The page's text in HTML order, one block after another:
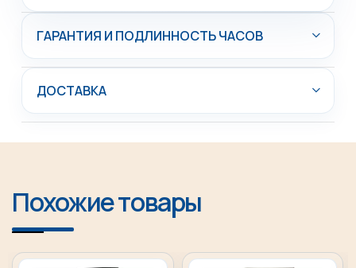
ГАРАНТИЯ И ПОДЛИННОСТЬ ЧАСОВ
ДОСТАВКА
Похожие товары